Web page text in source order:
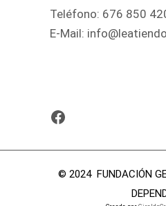
Teléfono: 676 850
E-Mail:
© 2024 FUNDACIÓN